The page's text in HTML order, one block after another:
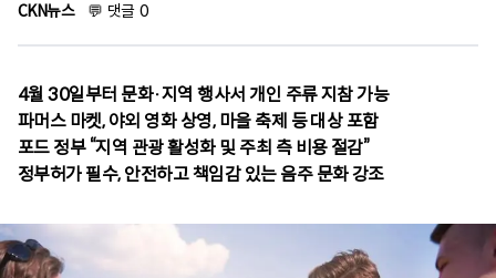
CKN뉴스 💬 댓글 0
4월 30일부터 문화·지역 행사서 개인 주류 지참 가능
파머스 마켓, 야외 영화 상영, 마을 축제 등 대상 포함
포드 정부 “지역 관광 활성화 및 주최 측 비용 절감”
정부허가 필수, 안전하고 책임감 있는 음주 문화 강조